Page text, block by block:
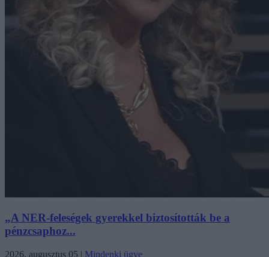
„A NER-feleségek gyerekkel biztosították be a
pénzcsaphoz...
2026. augusztus 05 | Mindenki ügye